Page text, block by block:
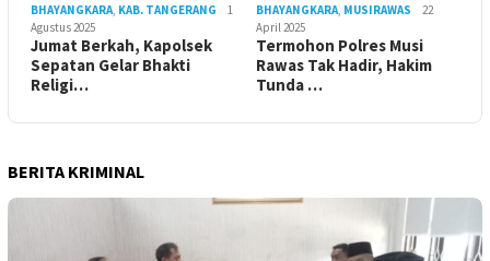
BHAYANGKARA KAB. TANGERANG
1
Agustus 2025
Jumat Berkah, Kapolsek
Sepatan Gelar Bhakti
Religi…
BHAYANGKARA MUSIRAWAS
22
April 2025
Termohon Polres Musi
Rawas Tak Hadir, Hakim
Tunda …
BERITA KRIMINAL